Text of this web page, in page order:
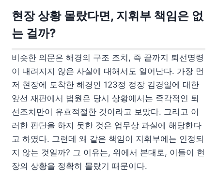
현장 상황 몰랐다면, 지휘부 책임은 없
는 걸까?
비슷한 의문은 해경의 구조 조치, 즉 끝까지 퇴선명령
이 내려지지 않은 사실에 대해서도 일어난다. 가장 먼
저 현장에 도착한 해경인 123정 정장 김경일에 대한
앞선 재판에서 법원은 당시 상황에서는 즉각적인 퇴
선조치만이 유효적절한 것이라고 보았다. 그리고 이
러한 판단을 하지 못한 것은 업무상 과실에 해당한다
고 하였다. 그런데 왜 같은 책임이 지휘부에는 인정되
지 않는 것일까? 그 이유는, 위에서 본대로, 이들이 현
장의 상황을 정확히 몰랐기 때문이다.